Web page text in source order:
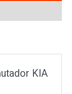
KIA